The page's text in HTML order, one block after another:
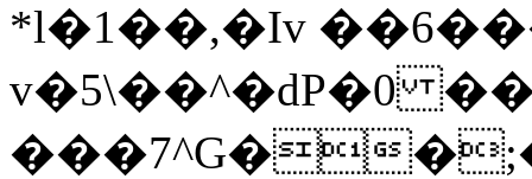
*l�1��,�Iv
v�5\��^�dP�0
���7^G�